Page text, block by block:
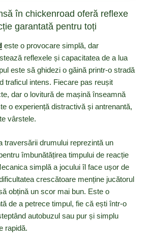
în chickenroad oferă reflexe
garantată pentru toți
este o provocare simplă, dar
reflexele și capacitatea de a lua
este să ghidezi o găină printr-o stradă
traficul intens. Fiecare pas reușit
dar o lovitură de mașină înseamnă
o experiență distractivă și antrenantă,
vârstele.
traversării drumului reprezintă un
îmbunătățirea timpului de reacție
simplă a jocului îl face ușor de
crescătoare menține jucătorul
obțină un scor mai bun. Este o
de a petrece timpul, fie că ești într-o
autobuzul sau pur și simplu
rapidă.